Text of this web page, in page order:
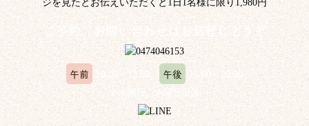
ご予約、お問い合わせはお気軽にどうぞ
午前 10:00～12:00 午後
15:00～20:00
※水曜日、木曜日定休